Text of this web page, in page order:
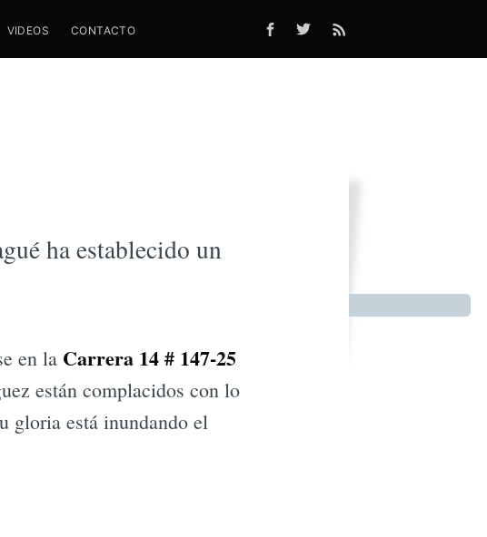
VIDEOS CONTACTO
nuevo
ha establecido un
en la Carrera 14 # 147-25
están complacidos con lo
gloria está inundando el